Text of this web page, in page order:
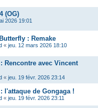
(OG)
2026 19:01
: Remake
« jeu. 12 mars 2026 18:10
Rencontre avec Vincent
« jeu. 19 févr. 2026 23:14
l'attaque de Gongaga !
« jeu. 19 févr. 2026 23:11